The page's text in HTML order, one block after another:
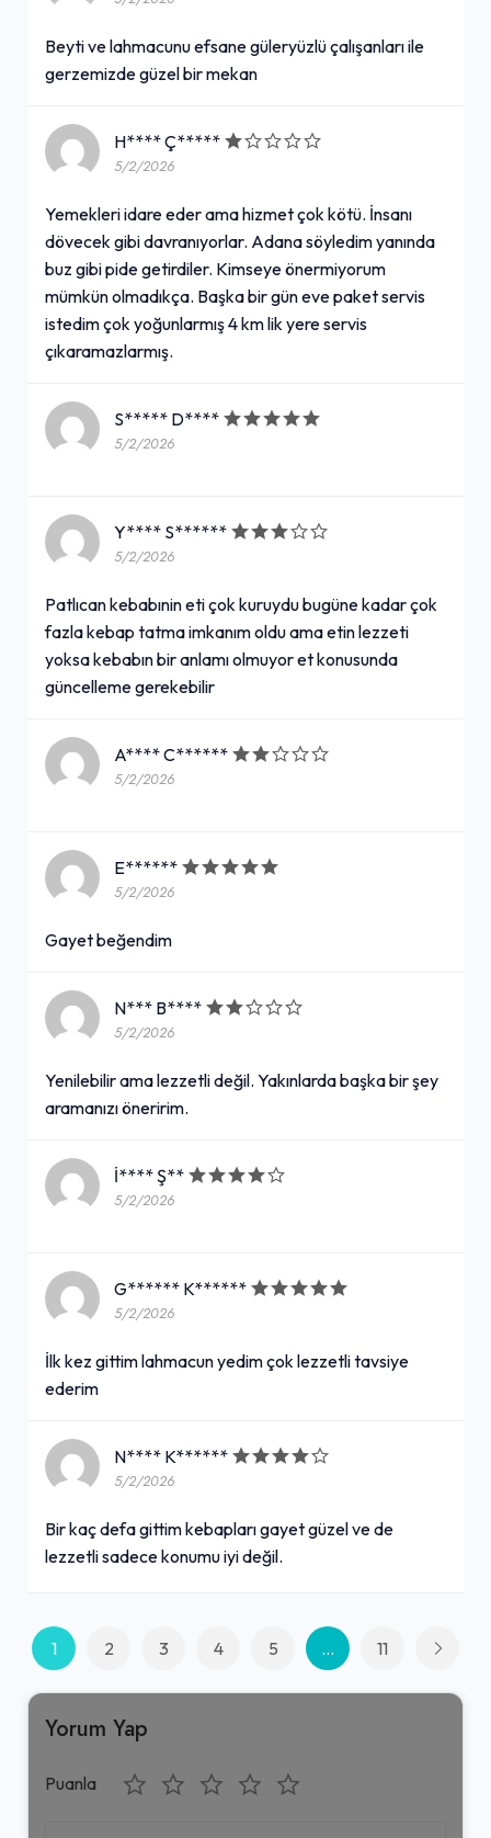
Beyti ve lahmacunu efsane güleryüzlü çalışanları ile
gerzemizde güzel bir mekan
H**** Ç*****
5/2/2026
Yemekleri idare eder ama hizmet çok kötü. İnsanı
dövecek gibi davranıyorlar. Adana söyledim yanında
buz gibi pide getirdiler. Kimseye önermiyorum
mümkün olmadıkça. Başka bir gün eve paket servis
istedim çok yoğunlarmış 4 km lik yere servis
çıkaramazlarmış.
S***** D****
5/2/2026
Y**** S******
5/2/2026
Patlıcan kebabınin eti çok kuruydu bugüne kadar çok
fazla kebap tatma imkanım oldu ama etin lezzeti
yoksa kebabın bir anlamı olmuyor et konusunda
güncelleme gerekebilir
A**** C******
5/2/2026
E******
5/2/2026
Gayet beğendim
N*** B****
5/2/2026
Yenilebilir ama lezzetli değil. Yakınlarda başka bir şey
aramanızı öneririm.
İ**** Ş**
5/2/2026
G****** K******
5/2/2026
İlk kez gittim lahmacun yedim çok lezzetli tavsiye
ederim
N**** K******
5/2/2026
Bir kaç defa gittim kebapları gayet güzel ve de
lezzetli sadece konumu iyi değil.
1 2 3 4 5 ... 11
Yorum Yap
Puanla